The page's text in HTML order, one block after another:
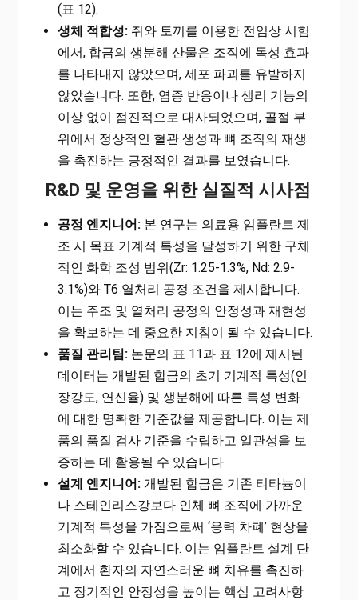
(표 12).
생체 적합성:쥐와 토끼를 이용한 전임상 시험
에서, 합금의 생분해 산물은 조직에 독성 효과
를 나타내지 않았으며, 세포 파괴를 유발하지
않았습니다. 또한, 염증 반응이나 생리 기능의
이상 없이 점진적으로 대사되었으며, 골절 부
위에서 정상적인 혈관 생성과 뼈 조직의 재생
을 촉진하는 긍정적인 결과를 보였습니다.
R&D 및 운영을 위한 실질적 시사점
공정 엔지니어:본 연구는 의료용 임플란트 제
조 시 목표 기계적 특성을 달성하기 위한 구체
적인 화학 조성 범위(Zr: 1.25-1.3%, Nd: 2.9-
3.1%)와 T6 열처리 공정 조건을 제시합니다.
이는 주조 및 열처리 공정의 안정성과 재현성
을 확보하는 데 중요한 지침이 될 수 있습니다.
품질 관리팀:논문의 표 11과 표 12에 제시된
데이터는 개발된 합금의 초기 기계적 특성(인
장강도, 연신율) 및 생분해에 따른 특성 변화
에 대한 명확한 기준값을 제공합니다. 이는 제
품의 품질 검사 기준을 수립하고 일관성을 보
증하는 데 활용될 수 있습니다.
설계 엔지니어:개발된 합금은 기존 티타늄이
나 스테인리스강보다 인체 뼈 조직에 가까운
기계적 특성을 가짐으로써 ‘응력 차폐’ 현상을
최소화할 수 있습니다. 이는 임플란트 설계 단
계에서 환자의 자연스러운 뼈 치유를 촉진하
고 장기적인 안정성을 높이는 핵심 고려사항